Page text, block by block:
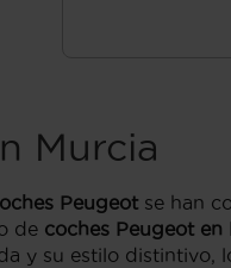
Murcia
Peugeot se han
de coches Peugeot en
y su estilo distintivo,